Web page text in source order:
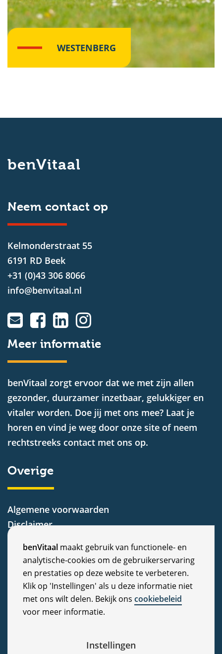
C
o
o
k
benVitaal maakt gebruik van functionele- en
analytische-cookies om de gebruikerservaring
en prestaties op deze website te verbeteren.
Klik op 'Instellingen' als u deze informatie niet
met ons wilt delen. Bekijk ons cookiebeleid
voor meer informatie.
Instellingen
WESTENBERG
benVitaal
Neem contact op
Kelmonderstraat 55
6191 RD Beek
+31 (0)43 306 8066
info@benvitaal.nl
Meer informatie
benVitaal zorgt ervoor dat we met zijn allen
gezonder, duurzamer inzetbaar, gelukkiger en
vitaler worden. Doe jij met ons mee? Laat je
horen en vind je weg door onze site of neem
rechtstreeks contact met ons op.
Overige
Algemene voorwaarden
Disclaimer
Cookiebeleid
Nieuws
Vacatures
Veelgestelde vragen
Klachten